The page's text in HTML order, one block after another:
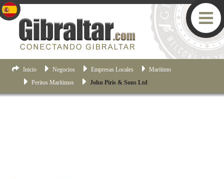
Inicio Negocios Empresas Locales
Marítimo
Peritos Marítimos
John Piris & Sons Ltd